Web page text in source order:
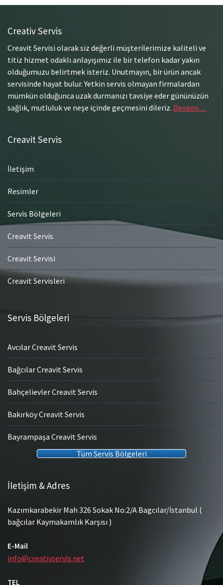
Creativ Servis
Creavit Servisi olarak siz değerli müşterilerimize kaliteli ve
titiz hizmet odaklı anlayışımız ile bir telefon kadar yakın
olduğumuzu belirtmek isteriz. Unutmayın, bir ürün ancak
servisinde hayat bulur. Yetkin servis olmayan firmalardan
mümkün olduğunca uzak durmanızı tavsiye eder gününüzün
sağlık, mutluluk ve neşe içinde geçmesini dileriz. Devamı…
Creavit Servis
İletişim
Resimler
Servis Bölgeleri
Creavit Servis
Creavit Servisi
Creavit Servisleri
Servis Bölgeleri
Avcılar Creavit Servis
Bağcılar Creavit Servis
Bahçelievler Creavit Servis
Bakırköy Creavit Servis
Bayrampaşa Creavit Servis
Tüm Servis Bölgeleri
İletişim & Adres
Kazımkarabekir Mah 326 Sokak No:2/A Bagcılar/İstanbul (
bağcılar Kaymakamlık Karşısı )
E-Mail
info@creativservis.net
TEL